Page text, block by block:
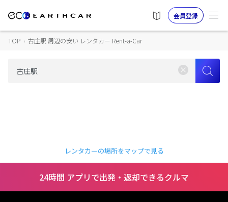
会員登録
TOP › 古庄駅 周辺の安い レンタカー Rent-a-Car
レンタカーの場所をマップで見る
24時間 アプリで出発・返却できるクルマ